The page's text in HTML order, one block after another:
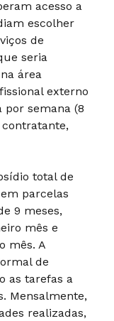
acesso a
escolher
de
seria
área
externo
por semana (8
contratante,
total de
em parcelas
9 meses,
mês e
mês. A
de
as tarefas a
Mensalmente,
realizadas,